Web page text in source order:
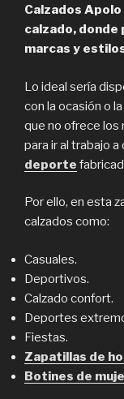
Calzados
calzado,
marcas y
Lo ideal sería
con la ocasión o
que no ofrece los
para ir al trabajo a
deporte
Por ello, en esta
calzados como:
Casuales.
Deportivos.
Calzado confort.
Deportes
Fiestas.
Zapatillas de
Botines de